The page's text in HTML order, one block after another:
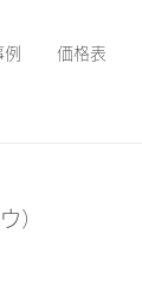
価格表
）